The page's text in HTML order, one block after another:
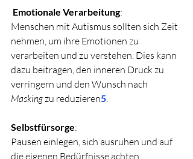
Emotionale Verarbeitung:
Menschen mit Autismus sollten sich Zeit
nehmen, um ihre Emotionen zu
verarbeiten und zu verstehen. Dies kann
dazu beitragen, den inneren Druck zu
verringern und den Wunsch nach
Masking zu reduzieren5.
Selbstfürsorge:
Pausen einlegen, sich ausruhen und auf
die eigenen Bedürfnisse achten.